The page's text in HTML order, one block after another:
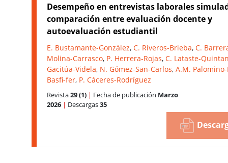
Desempeño en entrevistas laborales
comparación entre evaluación docente y
autoevaluación estudiantil
E. Bustamante-González, C. Riveros-Brieba, C.
Molina-Carrasco, P. Herrera-Rojas, C. Lataste-
Gacitúa-Videla, N. Gómez-San-Carlos, A.M.
Basfi-fer, P. Cáceres-Rodríguez
Revista29 (1) | Fecha de publicación Marzo
2026 | Descargas35